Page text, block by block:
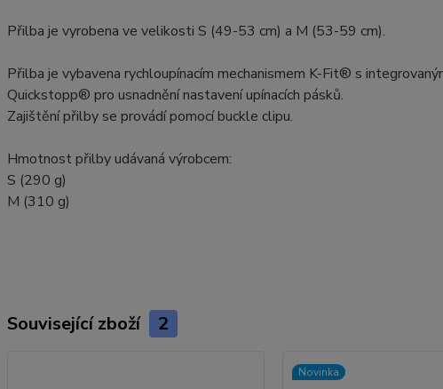
Přilba je vyrobena ve velikosti S (49-53 cm) a M (53-59 cm).
Přilba je vybavena rychloupínacím mechanismem K-Fit® s
Quickstopp® pro usnadnění nastavení upínacích pásků.
Zajištění přilby se provádí pomocí buckle clipu.
Hmotnost přilby udávaná výrobcem:
S (290 g)
M (310 g)
Související zboží 2
Novinka